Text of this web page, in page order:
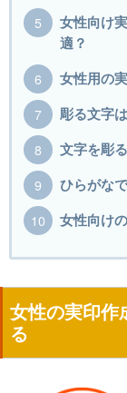
女性向け
適？
女性用の
彫る文字
文字を彫
ひらがな
女性向け
女性の実印作
る